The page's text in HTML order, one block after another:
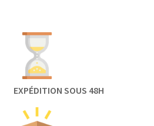
EXPÉDITION SOUS 48H